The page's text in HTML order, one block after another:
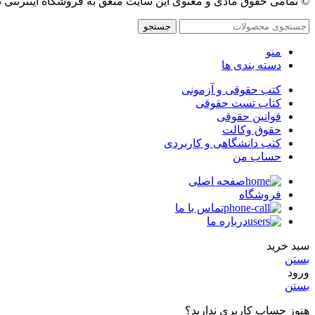
جستجو
منو
دسته بندی ها
کتب حقوقی و آزمونی
کتاب تست حقوقی
قوانین حقوقی
حقوق وکالت
کتب دانشگاهی و کاربردی
حساب من
صفحه اصلی
فروشگاه
تماس با ما
درباره ما
سبد خرید
بستن
ورود
بستن
هنوز حساب کاربری ندارید؟